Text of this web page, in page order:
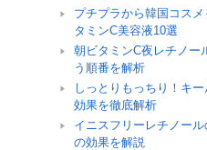
プチプラから韓国コス
タミンC美容液10選
朝ビタミンC夜レチノー
う順番を解析
しっとりもっちり！キ
効果を徹底解析
イニスフリーレチノー
の効果を解説